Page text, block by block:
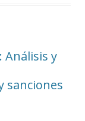
Análisis y
sanciones